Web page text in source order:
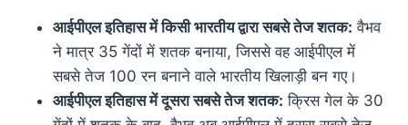
आईपीएल इतिहास में किसी भारतीय द्वारा सबसे तेज शतक: वैभव
ने मात्र 35 गेंदों में शतक बनाया, जिससे वह आईपीएल में
सबसे तेज 100 रन बनाने वाले भारतीय खिलाड़ी बन गए।
आईपीएल इतिहास में दूसरा सबसे तेज शतक: क्रिस गेल के 30